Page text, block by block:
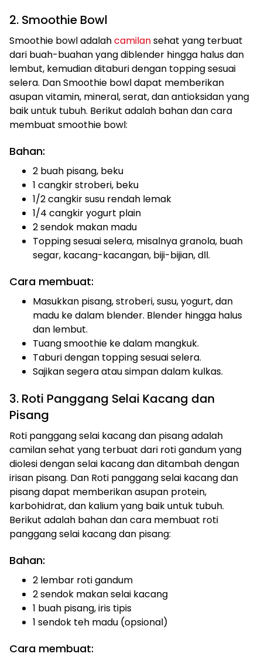
2. Smoothie Bowl
Smoothie bowl adalahcamilansehat yang terbuat
dari buah-buahan yang diblender hingga halus dan
lembut, kemudian ditaburi dengan topping sesuai
selera. Dan Smoothie bowl dapat memberikan
asupan vitamin, mineral, serat, dan antioksidan yang
baik untuk tubuh. Berikut adalah bahan dan cara
membuat smoothie bowl:
Bahan:
2 buah pisang, beku
1 cangkir stroberi, beku
1/2 cangkir susu rendah lemak
1/4 cangkir yogurt plain
2 sendok makan madu
Topping sesuai selera, misalnya granola, buah
segar, kacang-kacangan, biji-bijian, dll.
Cara membuat:
Masukkan pisang, stroberi, susu, yogurt, dan
madu ke dalam blender. Blender hingga halus
dan lembut.
Tuang smoothie ke dalam mangkuk.
Taburi dengan topping sesuai selera.
Sajikan segera atau simpan dalam kulkas.
3. Roti Panggang Selai Kacang dan
Pisang
Roti panggang selai kacang dan pisang adalah
camilan sehat yang terbuat dari roti gandum yang
diolesi dengan selai kacang dan ditambah dengan
irisan pisang. Dan Roti panggang selai kacang dan
pisang dapat memberikan asupan protein,
karbohidrat, dan kalium yang baik untuk tubuh.
Berikut adalah bahan dan cara membuat roti
panggang selai kacang dan pisang:
Bahan:
2 lembar roti gandum
2 sendok makan selai kacang
1 buah pisang, iris tipis
1 sendok teh madu (opsional)
Cara membuat: